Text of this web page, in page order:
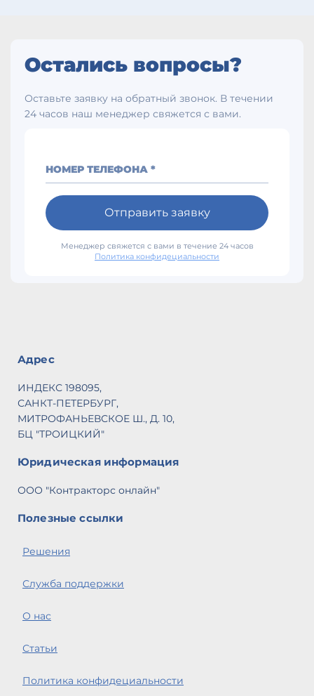
Остались вопросы?
Оставьте заявку на обратный звонок. В течении
24 часов наш менеджер свяжется с вами.
НОМЕР ТЕЛЕФОНА *
Отправить заявку
Менеджер свяжется с вами в течение 24 часов
Политика конфидециальности
Адрес
ИНДЕКС 198095,
САНКТ-ПЕТЕРБУРГ,
МИТРОФАНЬЕВСКОЕ Ш., Д. 10,
БЦ "ТРОИЦКИЙ"
Юридическая информация
ООО "Контракторс онлайн"
Полезные ссылки
Решения
Служба поддержки
О нас
Статьи
Политика конфидециальности